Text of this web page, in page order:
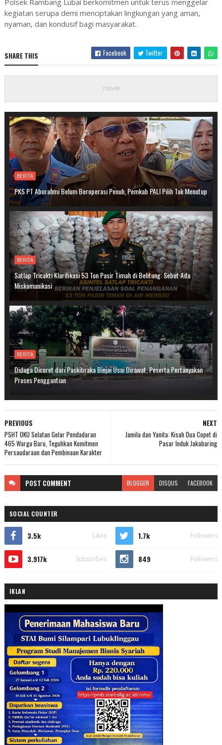
kegiatan serupa demi menciptakan lingkungan yang aman,
nyaman, dan kondusif bagi masyarakat.
SHARE THIS Facebook Twitter
BERITA
PKS PT Aburahmi Belum Beroperasi Penuh, Pemkab PALI Pilih Tak Menutup
BERITA
Satlap Tricakti Klarifikasi 53 Ton Pasir Timah di Belitung: Sebut Ada
Miskomunikasi
BERITA
Diduga Dicoret dari Paskibraka Binjai Usai Dirawat, Peserta Pertanyakan
Proses Penggantian
NEXT
Jamila dan Yanita: Kisah Dua Copet di
Pasar Induk Jakabaring
PREVIOUS
PSHT OKU Selatan Gelar Pendadaran
465 Warga Baru, Teguhkan Komitmen
Persaudaraan dan Pembinaan Karakter
POST COMMENT BLOGGER DISQUS FACEBOOK
SOCIAL COUNTER
3.5k Likes 1.7k Followers
3.917k Subscribes 849 Followers
IKLAN